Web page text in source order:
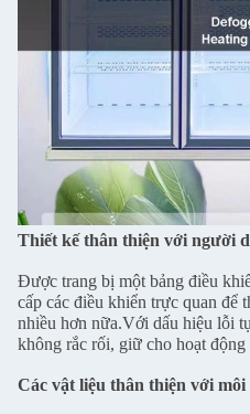
Thiết kế thân thiện với người
Được trang bị một bảng điều
cấp các điều khiển trực quan để
nhiều hơn nữa.Với dấu hiệu lỗi
không rắc rối, giữ cho hoạt động
Các vật liệu thân thiện với